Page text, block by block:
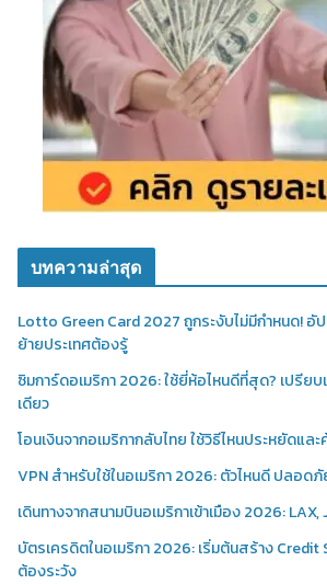
บทความล่าสุด
Lotto Green Card 2027 ถูกระงับไม่มีกำหนด! อั
ย้ายประเทศต้องรู้
ซิมการ์ดอเมริกา 2026: ใช้ยี่ห้อไหนดีที่สุด? เปรีย
เดียว
โอนเงินจากอเมริกากลับไทย ใช้วิธีไหนประหยัดแล
VPN สำหรับใช้ในอเมริกา 2026: ตัวไหนดี ปลอด
เดินทางจากสนามบินอเมริกาเข้าเมือง 2026: LAX,
บัตรเครดิตในอเมริกา 2026: เริ่มต้นสร้าง Credit
ต้องระวัง